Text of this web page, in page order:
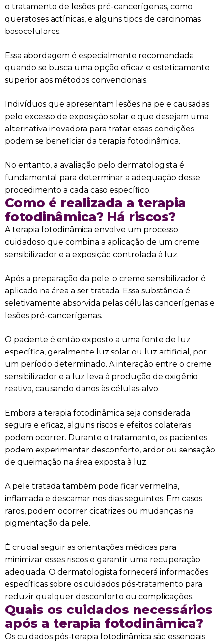
o tratamento de lesões pré-cancerígenas, como
queratoses actínicas, e alguns tipos de carcinomas
basocelulares.
Essa abordagem é especialmente recomendada
quando se busca uma opção eficaz e esteticamente
superior aos métodos convencionais.
Indivíduos que apresentam lesões na pele causadas
pelo excesso de exposição solar e que desejam uma
alternativa inovadora para tratar essas condições
podem se beneficiar da terapia fotodinâmica.
No entanto, a avaliação pelo dermatologista é
fundamental para determinar a adequação desse
procedimento a cada caso específico.
Como é realizada a terapia
fotodinâmica? Há riscos?
A terapia fotodinâmica envolve um processo
cuidadoso que combina a aplicação de um creme
sensibilizador e a exposição controlada à luz.
Após a preparação da pele, o creme sensibilizador é
aplicado na área a ser tratada. Essa substância é
seletivamente absorvida pelas células cancerígenas e
lesões pré-cancerígenas.
O paciente é então exposto a uma fonte de luz
específica, geralmente luz solar ou luz artificial, por
um período determinado. A interação entre o creme
sensibilizador e a luz leva à produção de oxigênio
reativo, causando danos às células-alvo.
Embora a terapia fotodinâmica seja considerada
segura e eficaz, alguns riscos e efeitos colaterais
podem ocorrer. Durante o tratamento, os pacientes
podem experimentar desconforto, ardor ou sensação
de queimação na área exposta à luz.
A pele tratada também pode ficar vermelha,
inflamada e descamar nos dias seguintes. Em casos
raros, podem ocorrer cicatrizes ou mudanças na
pigmentação da pele.
É crucial seguir as orientações médicas para
minimizar esses riscos e garantir uma recuperação
adequada. O dermatologista fornecerá informações
específicas sobre os cuidados pós-tratamento para
reduzir qualquer desconforto ou complicações.
Quais os cuidados necessários
após a terapia fotodinâmica?
Os cuidados pós-terapia fotodinâmica são essenciais